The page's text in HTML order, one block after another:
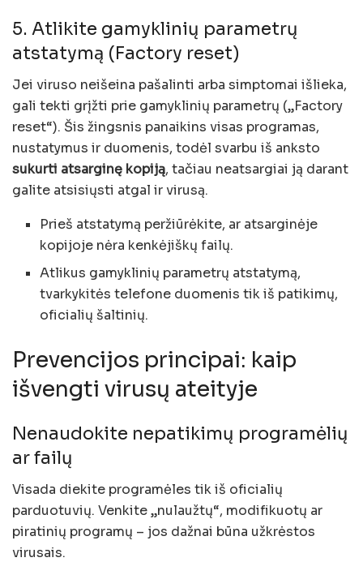
5. Atlikite gamyklinių parametrų
atstatymą (Factory reset)
Jei viruso neišeina pašalinti arba simptomai išlieka,
gali tekti grįžti prie gamyklinių parametrų („Factory
reset“). Šis žingsnis panaikins visas programas,
nustatymus ir duomenis, todėl svarbu iš anksto
sukurti atsarginę kopiją, tačiau neatsargiai ją darant
galite atsisiųsti atgal ir virusą.
Prieš atstatymą peržiūrėkite, ar atsarginėje
kopijoje nėra kenkėjiškų failų.
Atlikus gamyklinių parametrų atstatymą,
tvarkykitės telefone duomenis tik iš patikimų,
oficialių šaltinių.
Prevencijos principai: kaip
išvengti virusų ateityje
Nenaudokite nepatikimų programėlių
ar failų
Visada diekite programėles tik iš oficialių
parduotuvių. Venkite „nulaužtų“, modifikuotų ar
piratinių programų – jos dažnai būna užkrėstos
virusais.